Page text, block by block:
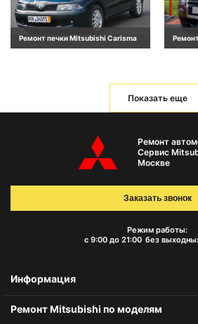
Ремонт печки Mitsubishi Carisma
Показать еще
Ремонт
Сервис
Москве
Режим работы:
с 9:00 до 21:00 без
Заказать звонок
Информация
Ремонт Mitsubishi по моделям